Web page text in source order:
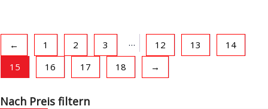
← 1 2 3 … 12 13
14
15
16 17 18 →
Nach Preis filtern